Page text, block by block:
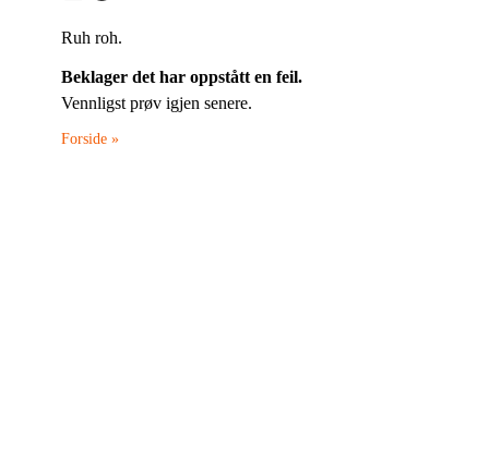
Ruh roh.
Beklager det har oppstått en feil.
Vennligst prøv igjen senere.
Forside »